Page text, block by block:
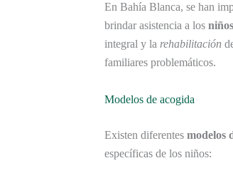
En Bahía Blanca, se han
brindar asistencia a los
integral y la rehabilitación
familiares problemáticos.
Modelos de acogida
Existen diferentes modelos
específicas de los niños: